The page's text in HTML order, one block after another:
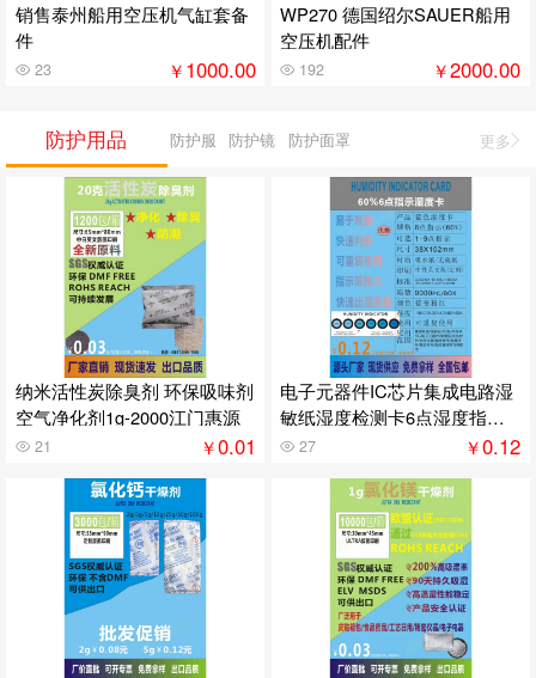
销售泰州船用空压机气缸套备
件
23 ￥1000.00
WP270 德国绍尔SAUER船用
空压机配件
192 ￥2000.00
防护用品 防护服 防护镜 防护面罩 更多
纳米活性炭除臭剂 环保吸味剂
空气净化剂1g-2000江门惠源
21 ￥0.01
电子元器件IC芯片集成电路湿
敏纸湿度检测卡6点湿度指示
卡显示
27 ￥0.12